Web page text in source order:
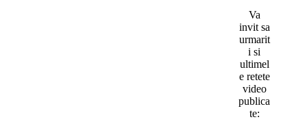
Va
invit sa
urmarit
i si
ultimel
e retete
video
publica
te: